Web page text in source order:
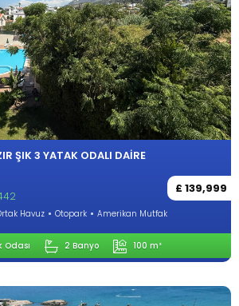
ŞIK 3 YATAK ODALI DAIRE
£ 139,999
Havuz Otopark Amerikan Mutfak
Odası 2 Banyo 100 m²